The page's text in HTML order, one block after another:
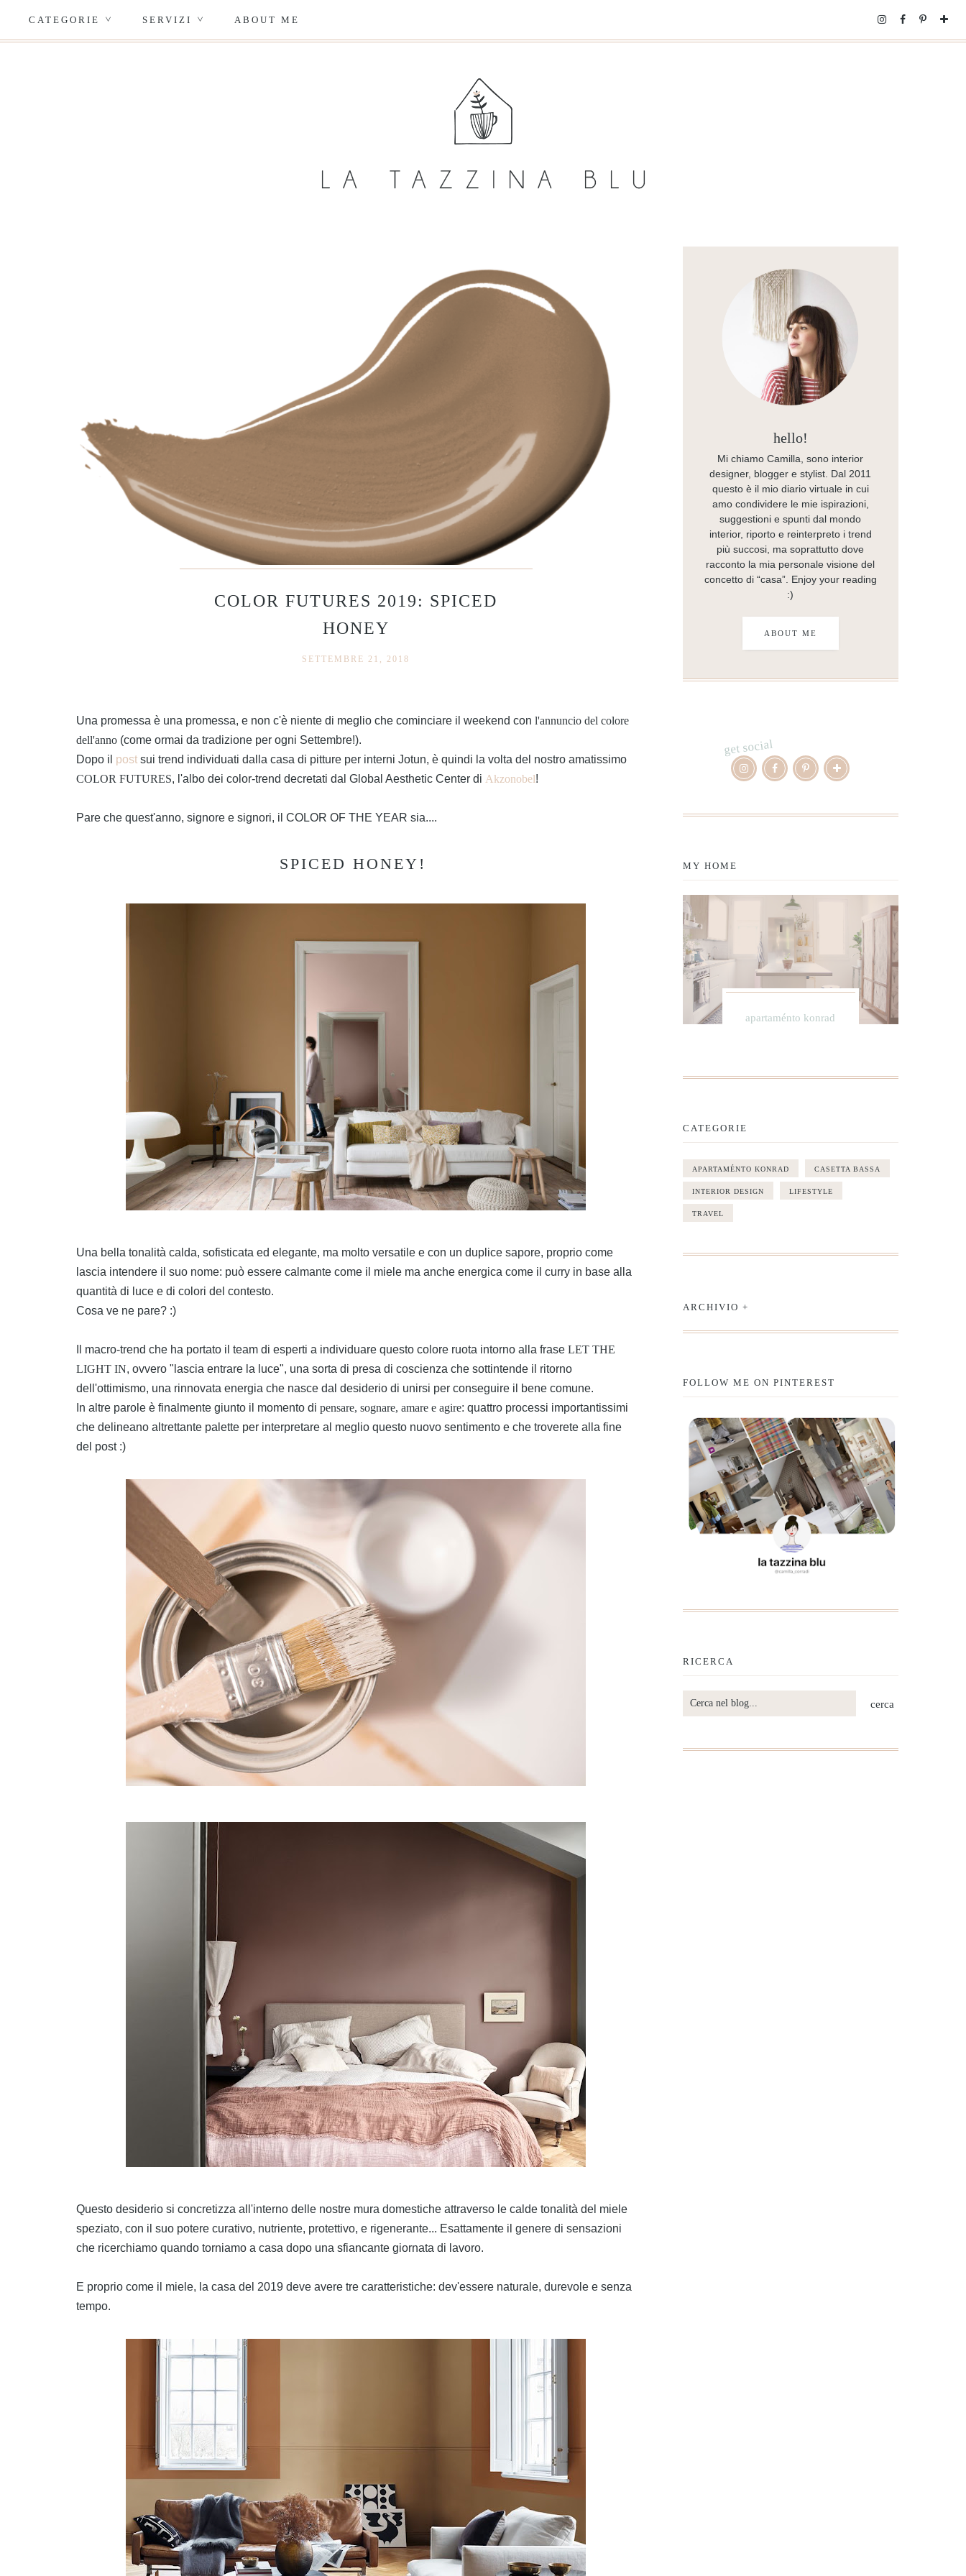
CATEGORIE > SERVIZI > ABOUT ME
COLOR FUTURES 2019: SPICED
HONEY
SETTEMBRE 21, 2018
Una promessa è una promessa, e non c'è niente di meglio che cominciare il weekend con l'annuncio del colore
dell'anno (come ormai da tradizione per ogni Settembre!).
Dopo il post sui trend individuati dalla casa di pitture per interni Jotun, è quindi la volta del nostro amatissimo
COLOR FUTURES, l'albo dei color-trend decretati dal Global Aesthetic Center di Akzonobel!
Pare che quest'anno, signore e signori, il COLOR OF THE YEAR sia....
SPICED HONEY!
Una bella tonalità calda, sofisticata ed elegante, ma molto versatile e con un duplice sapore, proprio come
lascia intendere il suo nome: può essere calmante come il miele ma anche energica come il curry in base alla
quantità di luce e di colori del contesto.
Cosa ve ne pare? :)
Il macro-trend che ha portato il team di esperti a individuare questo colore ruota intorno alla frase LET THE
LIGHT IN, ovvero "lascia entrare la luce", una sorta di presa di coscienza che sottintende il ritorno
dell'ottimismo, una rinnovata energia che nasce dal desiderio di unirsi per conseguire il bene comune.
In altre parole è finalmente giunto il momento di pensare, sognare, amare e agire: quattro processi importantissimi
che delineano altrettante palette per interpretare al meglio questo nuovo sentimento e che troverete alla fine
del post :)
Questo desiderio si concretizza all'interno delle nostre mura domestiche attraverso le calde tonalità del miele
speziato, con il suo potere curativo, nutriente, protettivo, e rigenerante... Esattamente il genere di sensazioni
che ricerchiamo quando torniamo a casa dopo una sfiancante giornata di lavoro.
E proprio come il miele, la casa del 2019 deve avere tre caratteristiche: dev'essere naturale, durevole e senza
tempo.
hello!
Mi chiamo Camilla, sono interior
designer, blogger e stylist. Dal 2011
questo è il mio diario virtuale in cui
amo condividere le mie ispirazioni,
suggestioni e spunti dal mondo
interior, riporto e reinterpreto i trend
più succosi, ma soprattutto dove
racconto la mia personale visione del
concetto di “casa”. Enjoy your reading
:)
ABOUT ME
get social
MY HOME
apartaménto konrad
CATEGORIE
APARTAMÉNTO KONRAD CASETTA BASSA
INTERIOR DESIGN LIFESTYLE
TRAVEL
ARCHIVIO +
FOLLOW ME ON PINTEREST
RICERCA